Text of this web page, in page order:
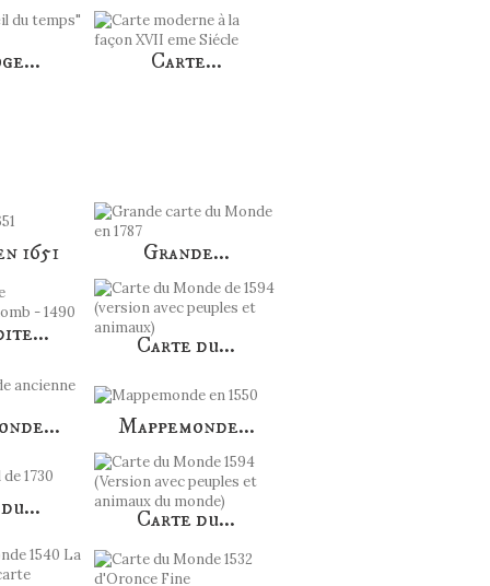
Carte...
1651 Grande...
Carte du...
Mappemonde...
Carte du...